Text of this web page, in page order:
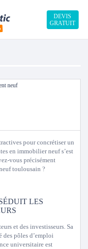
DEVIS
GRATUIT
neuf
pour concrétiser un
en immobilier neuf s’est
vous précisément
toulousain ?
LES
et des investisseurs. Sa
pôles d’emploi
universitaire est